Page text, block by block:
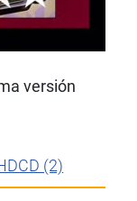
versión
(2)